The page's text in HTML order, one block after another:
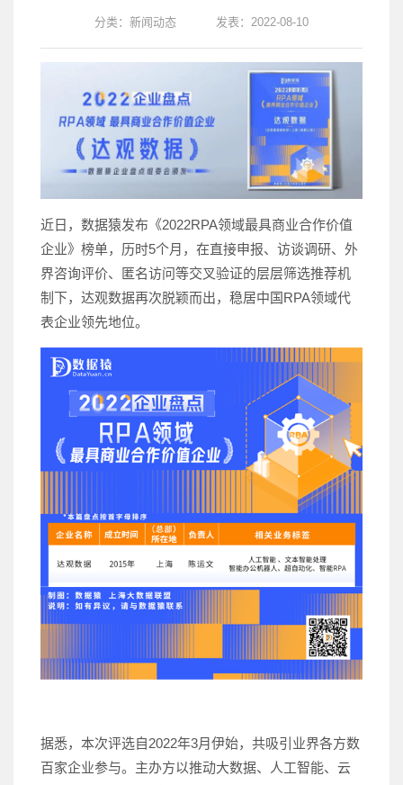
分类： 新闻动态 发表：2022-08-10
近日，数据猿发布《2022RPA领域最具商业合作价值
企业》榜单，历时5个月，在直接申报、访谈调研、外
界咨询评价、匿名访问等交叉验证的层层筛选推荐机
制下，达观数据再次脱颖而出，稳居中国RPA领域代
表企业领先地位。
据悉，本次评选自2022年3月伊始，共吸引业界各方数
百家企业参与。主办方以推动大数据、人工智能、云